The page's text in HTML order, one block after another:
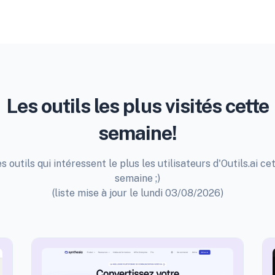
Les outils les plus visités cette
semaine!
outils qui intéressent le plus les utilisateurs d'Outils.ai
semaine ;)
(liste mise à jour le lundi 03/08/2026)